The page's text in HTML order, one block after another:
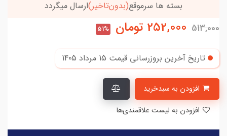
خریدتو به5میلیون برسون،ارسالت‌رایگانه
513,000
252,000 تومان 51%
تاریخ آخرین بروزرسانی قیمت 15 مرداد 1405